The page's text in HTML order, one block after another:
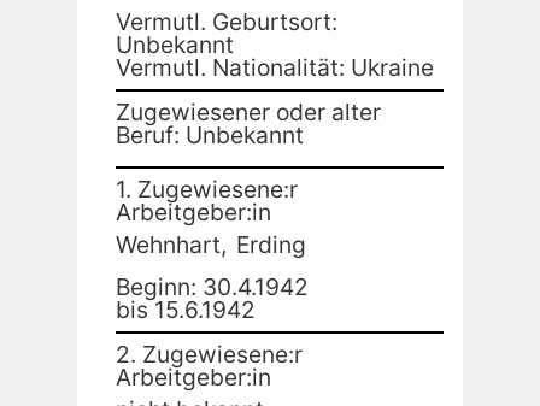
Vermutl. Geburtsort:
Unbekannt
Vermutl. Nationalität: Ukraine
Zugewiesener oder alter
Beruf: Unbekannt
1. Zugewiesene:r
Arbeitgeber:in
Wehnhart, Erding
Beginn: 30.4.1942
bis 15.6.1942
2. Zugewiesene:r
Arbeitgeber:in